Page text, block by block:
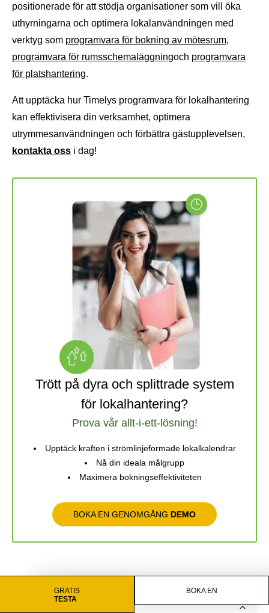
GRATIS
TESTA
BOKA EN
positionerade för att stödja organisationer som vill öka
uthyrningarna och optimera lokalanvändningen med
verktyg som programvara för bokning av mötesrum,
programvara för rumsschemaläggningoch programvara
för platshantering.
Att upptäcka hur Timelys programvara för lokalhantering
kan effektivisera din verksamhet, optimera
utrymmesanvändningen och förbättra gästupplevelsen,
kontakta oss i dag!
Trött på dyra och splittrade system
för lokalhantering?
Prova vår allt-i-ett-lösning!
Upptäck kraften i strömlinjeformade lokalkalendrar
Nå din ideala målgrupp
Maximera bokningseffektiviteten
BOKA EN GENOMGÅNG DEMO